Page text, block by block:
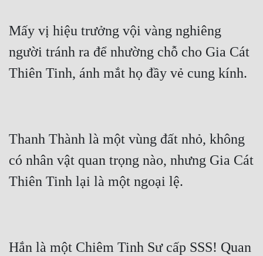
Mấy vị hiệu trưởng vội vàng nghiêng
người tránh ra để nhường chỗ cho Gia Cát
Thanh Thành là một vùng đất nhỏ, không
có nhân vật quan trọng nào, nhưng Gia Cát
Hắn là một Chiêm Tinh Sư cấp SSS! Quan